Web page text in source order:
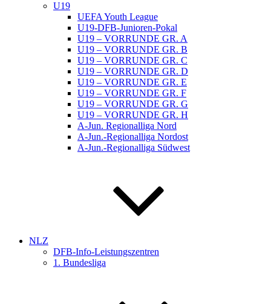
U19
UEFA Youth League
U19-DFB-Junioren-Pokal
U19 – VORRUNDE GR. A
U19 – VORRUNDE GR. B
U19 – VORRUNDE GR. C
U19 – VORRUNDE GR. D
U19 – VORRUNDE GR. E
U19 – VORRUNDE GR. F
U19 – VORRUNDE GR. G
U19 – VORRUNDE GR. H
A-Jun. Regionalliga Nord
A-Jun.-Regionalliga Nordost
A-Jun.-Regionalliga Südwest
NLZ
DFB-Info-Leistungszentren
1. Bundesliga